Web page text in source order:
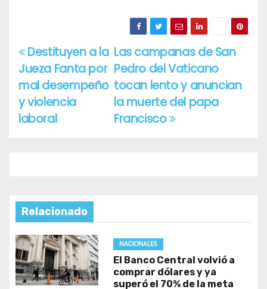
Navegación
de
entradas
Las campanas de San
Pedro del Vaticano
tocan lento y anuncian
la muerte del papa
Francisco
Destituyen a la
Jueza Fanta por
mal desempeño
y violencia
laboral
Relacionado
NACIONALES
El Banco Central volvió a
comprar dólares y ya
superó el 70% de la meta